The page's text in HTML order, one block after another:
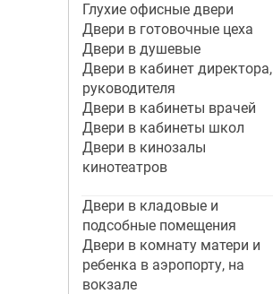
Глухие офисные двери
Двери в готовочные цеха
Двери в душевые
Двери в кабинет директора,
руководителя
Двери в кабинеты врачей
Двери в кабинеты школ
Двери в кинозалы
кинотеатров
Двери в кладовые и
подсобные помещения
Двери в комнату матери и
ребенка в аэропорту, на
вокзале